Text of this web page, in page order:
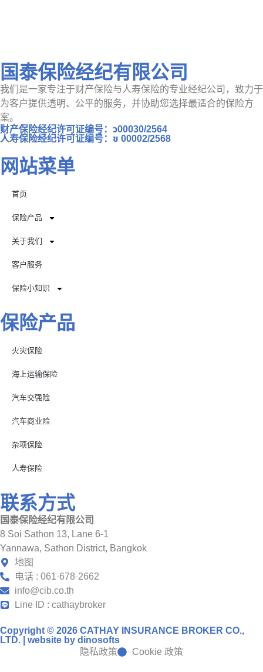
国泰保险经纪有限公司
我们是一家专注于财产保险与人寿保险的专业经纪公司，致力于
为客户提供透明、公平的服务，并协助您选择最适合的保险方
案。
财产保险经纪许可证编号：ว00030/2564
人寿保险经纪许可证编号：ช 00002/2568
网站菜单
首页
保险产品
关于我们
客户服务
保险小知识
保险产品
火灾保险
海上运输保险
汽车交强险
汽车商业险
杂项保险
人寿保险
联系方式
国泰保险经纪有限公司
8 Soi Sathon 13, Lane 6-1
Yannawa, Sathon District, Bangkok
地图
电话 : 061-678-2662
info@cib.co.th
Line ID : cathaybroker
Copyright © 2026 CATHAY INSURANCE BROKER CO.,
LTD. | website bydinosofts
隐私政策
Cookie 政策